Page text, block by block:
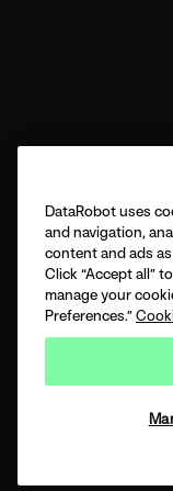
DataRobot uses
and navigation,
content and ads
Click “Accept all”
manage your
Preferences.”